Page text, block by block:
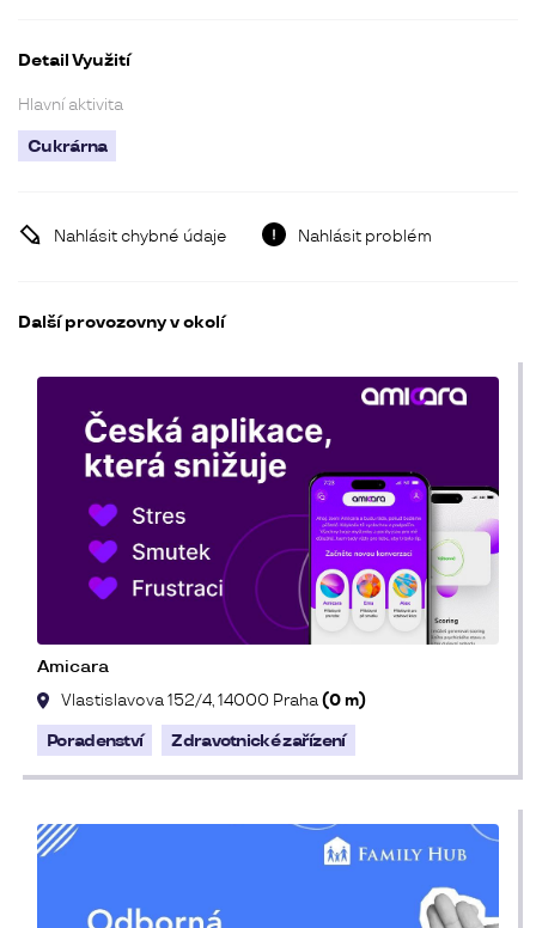
Detail Využití
Hlavní aktivita
Cukrárna
Nahlásit chybné údaje Nahlásit problém
Další provozovny v okolí
Amicara
Vlastislavova 152/4, 14000 Praha(0 m)
Poradenství Zdravotnické zařízení